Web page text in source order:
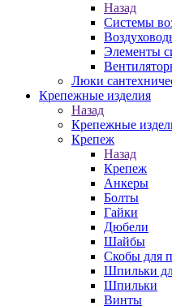
Назад
Системы
Элементы
Люки
Крепежные изделия
Назад
Крепежные
Крепеж
Назад
Крепеж
Анкеры
Болты
Гайки
Дюбели
Шайбы
Скобы для
Шпильки
Шпильки
Винты